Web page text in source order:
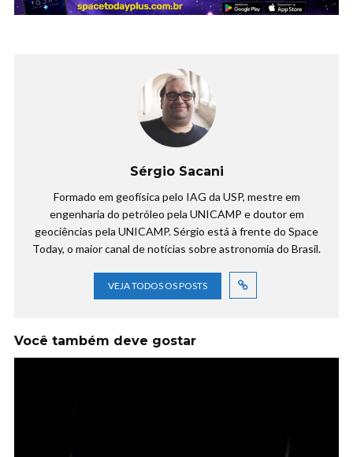
Sérgio Sacani
Formado em geofísica pelo IAG da USP, mestre em
engenharia do petróleo pela UNICAMP e doutor em
geociências pela UNICAMP. Sérgio está à frente do Space
Today, o maior canal de notícias sobre astronomia do Brasil.
VEJA TODOS OS POSTS
Você também deve gostar